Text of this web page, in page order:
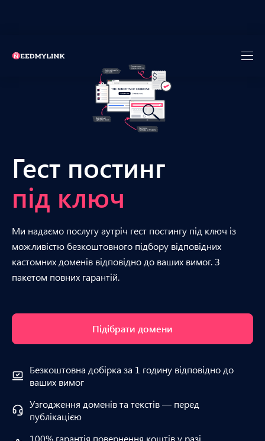
Гест постинг
під ключ
Ми надаємо послугу аутріч гест постингу під ключ із
можливістю безкоштовного підбору відповідних
кастомних доменів відповідно до ваших вимог. З
пакетом повних гарантій.
Підібрати домени
Безкоштовна добірка за 1 годину відповідно до
ваших вимог
Узгодження доменів та текстів — перед
публікацією
100% гарантія повернення коштів у разі